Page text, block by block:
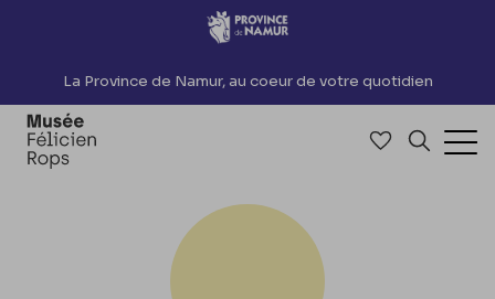
Accèder directement au contenu
La Province de Namur, au coeur de votre quotidien
Accéder à